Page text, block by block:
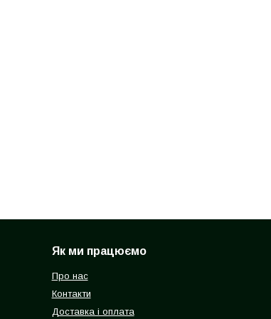
Як ми працюємо
Про нас
Контакти
Доставка і оплата